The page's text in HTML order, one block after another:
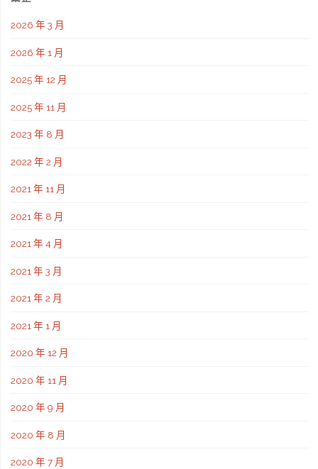
2026 年 3 月
2026 年 1 月
2025 年 12 月
2025 年 11 月
2023 年 8 月
2022 年 2 月
2021 年 11 月
2021 年 8 月
2021 年 4 月
2021 年 3 月
2021 年 2 月
2021 年 1 月
2020 年 12 月
2020 年 11 月
2020 年 9 月
2020 年 8 月
2020 年 7 月